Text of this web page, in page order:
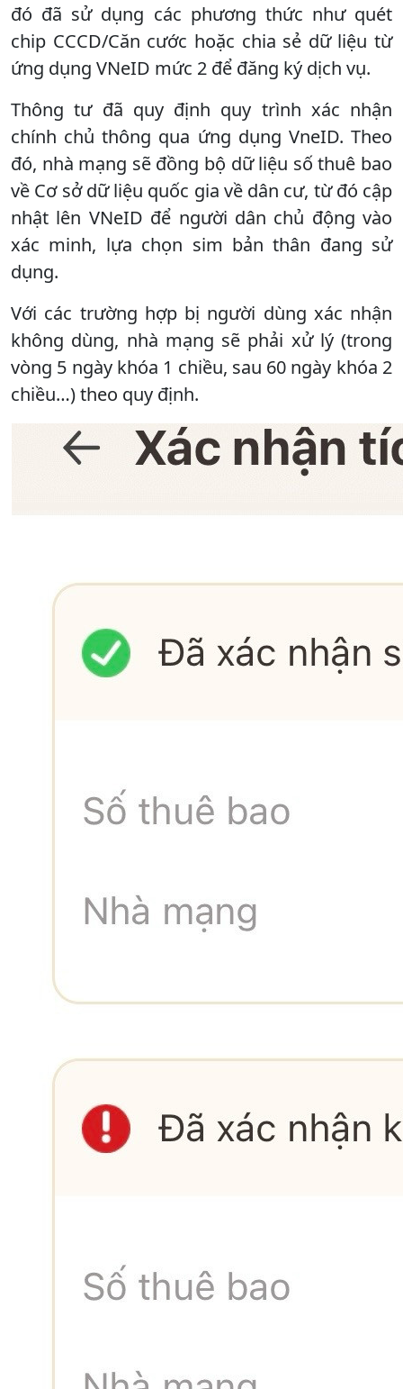
đó đã sử dụng các phương thức như quét
chip CCCD/Căn cước hoặc chia sẻ dữ liệu từ
ứng dụng VNeID mức 2 để đăng ký dịch vụ.
Thông tư đã quy định quy trình xác nhận
chính chủ thông qua ứng dụng VneID. Theo
đó, nhà mạng sẽ đồng bộ dữ liệu số thuê bao
về Cơ sở dữ liệu quốc gia về dân cư, từ đó cập
nhật lên VNeID để người dân chủ động vào
xác minh, lựa chọn sim bản thân đang sử
dụng.
Với các trường hợp bị người dùng xác nhận
không dùng, nhà mạng sẽ phải xử lý (trong
vòng 5 ngày khóa 1 chiều, sau 60 ngày khóa 2
chiều…) theo quy định.